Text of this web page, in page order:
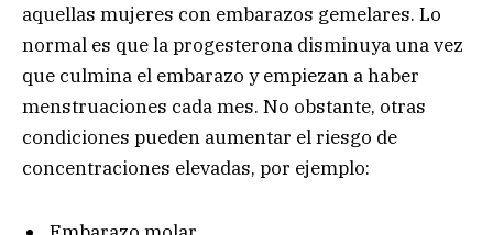
aquellas mujeres con embarazos gemelares. Lo
normal es que la progesterona disminuya una vez
que culmina el embarazo y empiezan a haber
menstruaciones cada mes. No obstante, otras
condiciones pueden aumentar el riesgo de
concentraciones elevadas, por ejemplo: